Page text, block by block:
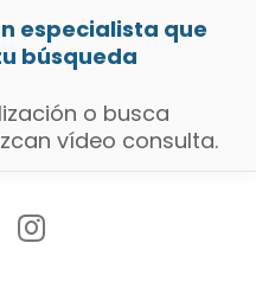
especialista que
búsqueda
o busca
vídeo consulta.